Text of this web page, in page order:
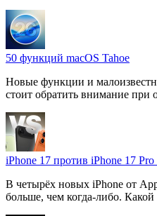
50 функций macOS Tahoe
Новые функции и
стоит обратить внимание при
iPhone 17 против iPhone 17
В четырёх новых iPhone от
больше, чем когда-либо. Какой